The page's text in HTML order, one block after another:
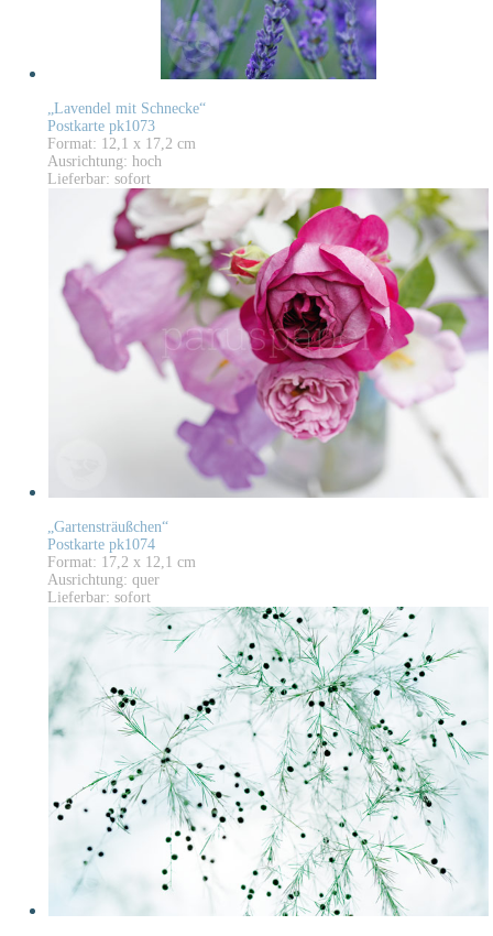
„Lavendel mit Schnecke“
Postkarte pk1073
Format: 12,1 x 17,2 cm
Ausrichtung: hoch
Lieferbar: sofort
„Gartensträußchen“
Postkarte pk1074
Format: 17,2 x 12,1 cm
Ausrichtung: quer
Lieferbar: sofort